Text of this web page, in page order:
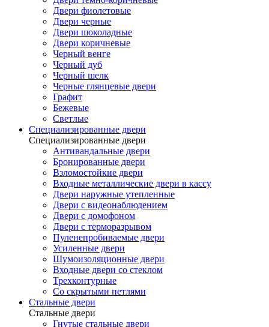
Двери фиолетовые
Двери черные
Двери шоколадные
Двери коричневые
Черный венге
Черный дуб
Черный шелк
Черные глянцевые двери
Графит
Бежевые
Светлые
Специализированные двери
Специализированные двери
Антивандальные двери
Бронированные двери
Взломостойкие двери
Входные металлические двери в кассу
Двери наружные утепленные
Двери с видеонаблюдением
Двери с домофоном
Двери с терморазрывом
Пуленепробиваемые двери
Усиленные двери
Шумоизоляционные двери
Входные двери со стеклом
Трехконтурные
Со скрытыми петлями
Стальные двери
Стальные двери
Гнутые стальные двери